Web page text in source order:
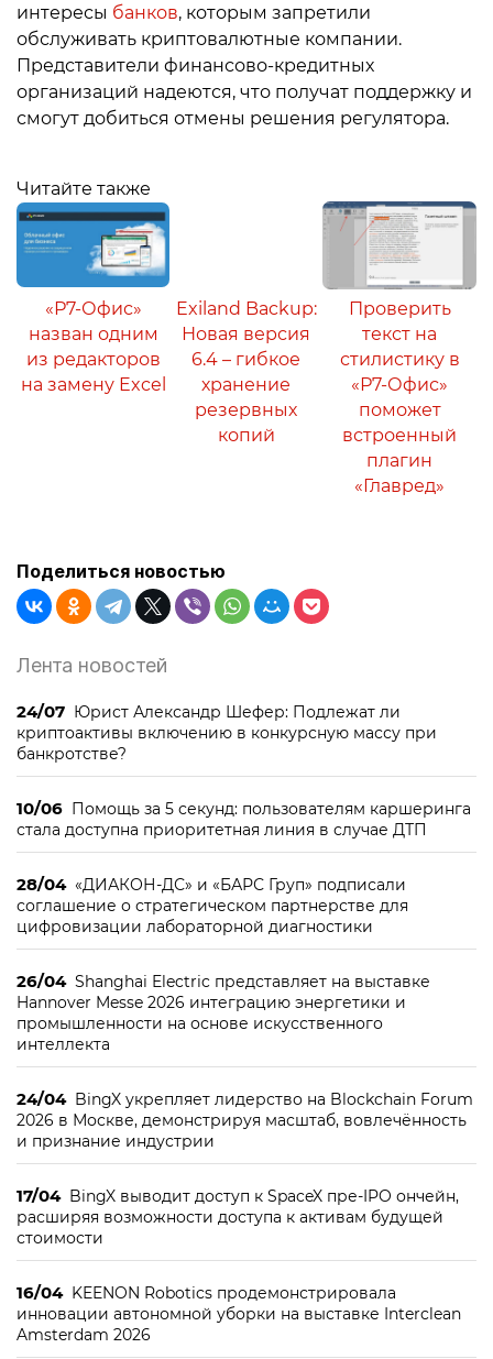
интересы банков, которым запретили
обслуживать криптовалютные компании.
Представители финансово-кредитных
организаций надеются, что получат поддержку и
смогут добиться отмены решения регулятора.
Читайте также
«Р7-Офис»
назван одним
из редакторов
на замену Excel
Exiland Backup:
Новая версия
6.4 – гибкое
хранение
резервных
копий
Проверить
текст на
стилистику в
«Р7-Офис»
поможет
встроенный
плагин
«Главред»
Поделиться новостью
Лента новостей
24/07 Юрист Александр Шефер: Подлежат ли
криптоактивы включению в конкурсную массу при
банкротстве?
10/06 Помощь за 5 секунд: пользователям каршеринга
стала доступна приоритетная линия в случае ДТП
28/04 «ДИАКОН-ДС» и «БАРС Груп» подписали
соглашение о стратегическом партнерстве для
цифровизации лабораторной диагностики
26/04 Shanghai Electric представляет на выставке
Hannover Messe 2026 интеграцию энергетики и
промышленности на основе искусственного
интеллекта
24/04 BingX укрепляет лидерство на Blockchain Forum
2026 в Москве, демонстрируя масштаб, вовлечённость
и признание индустрии
17/04 BingX выводит доступ к SpaceX пре-IPO ончейн,
расширяя возможности доступа к активам будущей
стоимости
16/04 KEENON Robotics продемонстрировала
инновации автономной уборки на выставке Interclean
Amsterdam 2026